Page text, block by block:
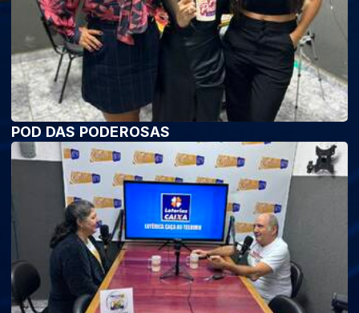
POD DAS PODEROSAS